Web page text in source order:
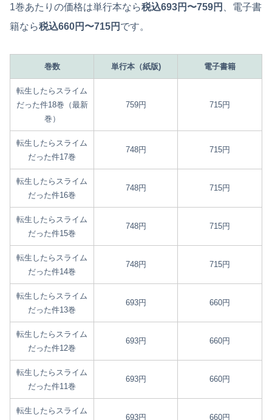
1巻あたりの価格は単行本なら税込693円〜759円
、電子書
籍なら税込660円〜715円 です。
巻数 単行本（紙版) 電子書籍
転生したらスライム
だった件18巻（最新
巻）
759円 715円
転生したらスライム
だった件17巻
748円 715円
転生したらスライム
だった件16巻
748円 715円
転生したらスライム
だった件15巻
748円 715円
転生したらスライム
だった件14巻
748円 715円
転生したらスライム
だった件13巻
693円 660円
転生したらスライム
だった件12巻
693円 660円
転生したらスライム
だった件11巻
693円 660円
転生したらスライム
693円 660円